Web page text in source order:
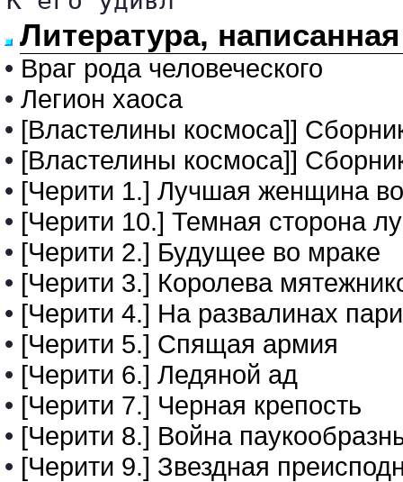
Литература,
• Враг рода человеческого
• Легион хаоса
• [Властелины космоса]]
• [Властелины космоса]]
• [Черити 1.] Лучшая женщина
• [Черити 10.] Темная сторона
• [Черити 2.] Будущее во мраке
• [Черити 3.] Королева
• [Черити 4.] На развалинах
• [Черити 5.] Спящая армия
• [Черити 6.] Ледяной ад
• [Черити 7.] Черная крепость
• [Черити 8.] Война
• [Черити 9.] Звездная